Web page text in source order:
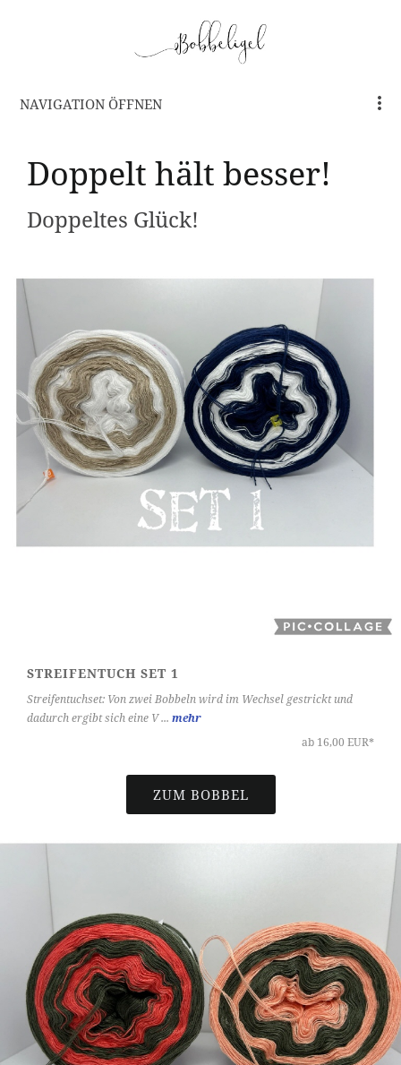
NAVIGATION ÖFFNEN
Doppelt hält besser!
Doppeltes Glück!
STREIFENTUCH SET 1
Streifentuchset: Von zwei Bobbeln wird im Wechsel gestrickt und
dadurch ergibt sich eine V ... mehr
ab 16,00 EUR*
ZUM BOBBEL